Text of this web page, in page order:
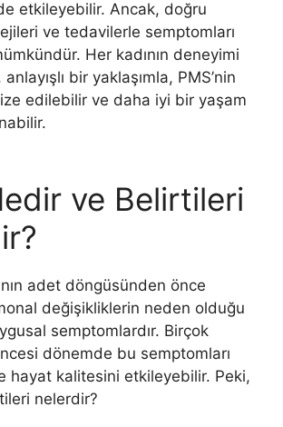
etkileyebilir. Ancak, doğru
ve tedavilerle semptomları
Her kadının deneyimi
bir yaklaşımla, PMS’nin
edilebilir ve daha iyi bir yaşam
ve Belirtileri
adet döngüsünden önce
değişikliklerin neden olduğu
semptomlardır. Birçok
dönemde bu semptomları
hayat kalitesini etkileyebilir. Peki,
nelerdir?